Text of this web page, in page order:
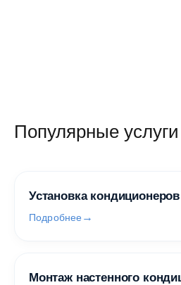
Популярные услуги
Установка кондиционеров
Подробнее
Монтаж настенного